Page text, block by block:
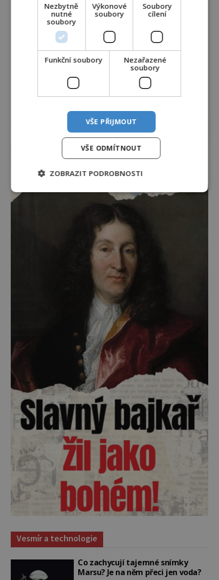
reklama
Vesmír a technologie
Co zachycují tajemné snímky
Marsu? Je na něm přeci jen voda?
Nezbytně
nutné
soubory
Výkonové
soubory
Soubory
cílení
Funkční soubory
Nezařazené
soubory
VŠE PŘIJMOUT
VŠE ODMÍTNOUT
ZOBRAZIT PODROBNOSTI